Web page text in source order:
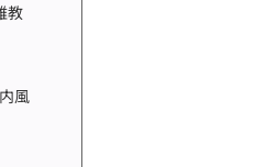
教
風